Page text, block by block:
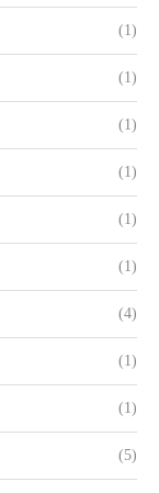
(1)
(1)
(1)
(1)
(1)
(1)
(4)
(1)
(1)
(5)